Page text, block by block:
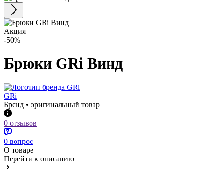
Акция
-50%
Брюки GRi Винд
GRi
Бренд • оригинальный товар
0 отзывов
0 вопрос
О товаре
Перейти к описанию